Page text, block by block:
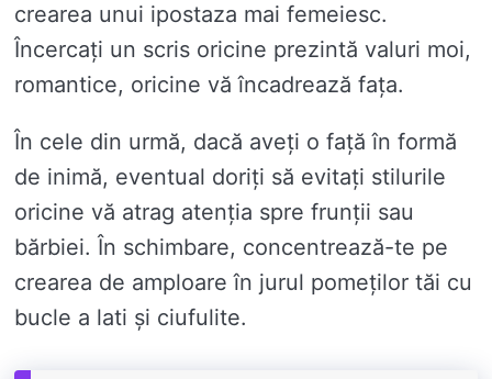
crearea unui ipostaza mai femeiesc.
Încercați un scris oricine prezintă valuri moi,
romantice, oricine vă încadrează fața.
În cele din urmă, dacă aveți o față în formă
de inimă, eventual doriți să evitați stilurile
oricine vă atrag atenția spre frunții sau
bărbiei. În schimbare, concentrează-te pe
crearea de amploare în jurul pomeților tăi cu
bucle a lati și ciufulite.